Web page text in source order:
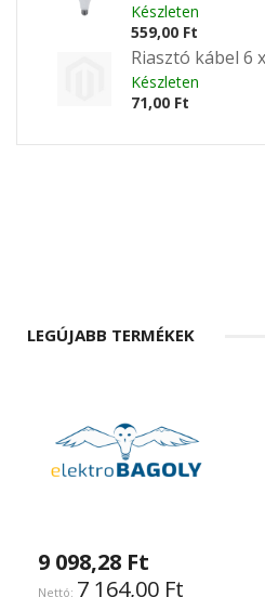
Készleten
559,00 Ft
Riasztó kábel 6
Készleten
71,00 Ft
LEGÚJABB TERMÉKEK
9 098,28 Ft
7 164,00 Ft